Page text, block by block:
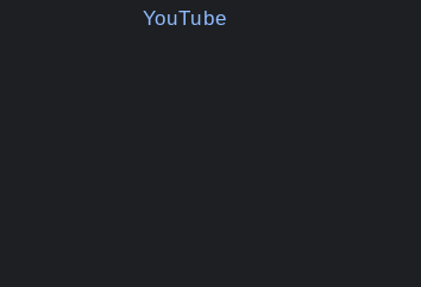
YouTube